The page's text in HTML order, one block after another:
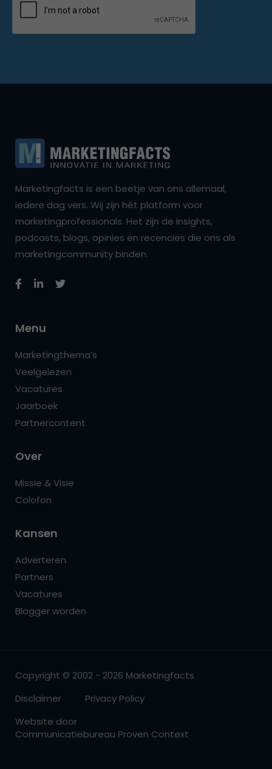
Marketingfacts is een beetje van ons allemaal,
iedere dag vers. Wij zijn hét platform voor
marketingprofessionals. Het zijn de insights,
podcasts, blogs, opinies en recencies die ons als
marketingcommunity binden.
Menu
Marketingthema’s
Veelgelezen
Vacatures
Jaarboek
Partnercontent
Over
Missie & Visie
Colofon
Kansen
Adverteren
Partners
Vacatures
Blogger worden
Copyright © 2002 - 2026 Marketingfacts
Disclaimer
Privacy Policy
Website door
Communicatiebureau Proven Context